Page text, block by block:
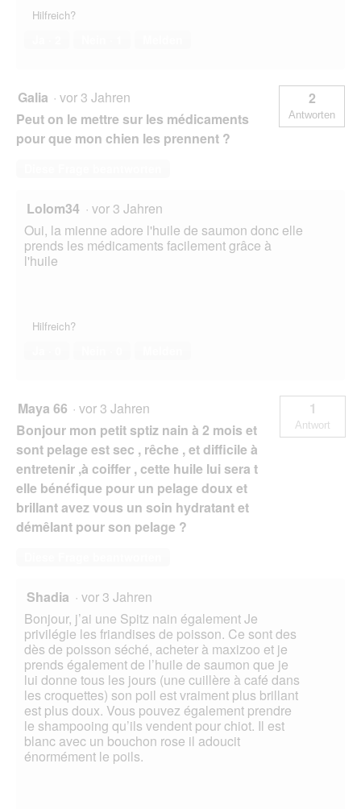
Hilfreich?
Galia · vor 3 Jahren
Peut on le mettre sur les médicaments
pour que mon chien les prennent ?
2
Antworten
Lolom34 · vor 3 Jahren
Oui, la mienne adore l'huile de saumon donc elle
prends les médicaments facilement grâce à
l'huile
Hilfreich?
Maya 66 · vor 3 Jahren
Bonjour mon petit sptiz nain à 2 mois et
sont pelage est sec , rêche , et difficile à
entretenir ,à coiffer , cette huile lui sera t
elle bénéfique pour un pelage doux et
brillant avez vous un soin hydratant et
démêlant pour son pelage ?
1
Antwort
Shadia · vor 3 Jahren
Bonjour, j’ai une Spitz nain également Je
privilégie les friandises de poisson. Ce sont des
dès de poisson séché, acheter à maxizoo et je
prends également de l’huile de saumon que je
lui donne tous les jours (une cuillère à café dans
les croquettes) son poil est vraiment plus brillant
est plus doux. Vous pouvez également prendre
le shampooing qu’ils vendent pour chiot. Il est
blanc avec un bouchon rose il adoucit
énormément le poils.